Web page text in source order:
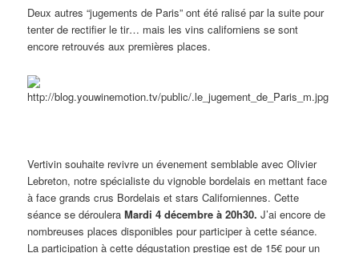
Deux autres “jugements de Paris” ont été ralisé par la suite pour
tenter de rectifier le tir… mais les vins californiens se sont
encore retrouvés aux premières places.
Vertivin souhaite revivre un évenement semblable avec Olivier
Lebreton, notre spécialiste du vignoble bordelais en mettant face
à face grands crus Bordelais et stars Californiennes. Cette
séance se dérouleraMardi 4 décembre à 20h30. J’ai encore de
nombreuses places disponibles pour participer à cette séance.
La participation à cette dégustation prestige est de 15€ pour un